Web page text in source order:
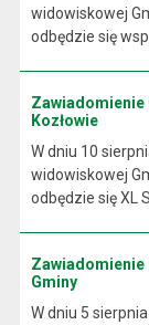
widowiskowej
odbędzie się
Zawiadomienie
Kozłowie
W dniu 10
widowiskowej
odbędzie się XL
Zawiadomienie
Gminy
W dniu 5